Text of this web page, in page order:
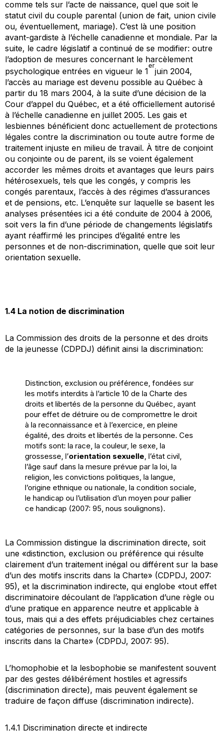
comme tels sur l’acte de naissance, quel que soit le
statut civil du couple parental (union de fait, union civile
ou, éventuellement, mariage). C’est là une position
avant-gardiste à l’échelle canadienne et mondiale. Par la
suite, le cadre législatif a continué de se modifier: outre
l’adoption de mesures concernant le harcèlement
psychologique entrées en vigueur le 1
er
juin 2004,
l’accès au mariage est devenu possible au Québec à
partir du 18 mars 2004, à la suite d’une décision de la
Cour d’appel du Québec, et a été officiellement autorisé
à l’échelle canadienne en juillet 2005. Les gais et
lesbiennes bénéficient donc actuellement de protections
légales contre la discrimination ou toute autre forme de
traitement injuste en milieu de travail. À titre de conjoint
ou conjointe ou de parent, ils se voient également
accorder les mêmes droits et avantages que leurs pairs
hétérosexuels, tels que les congés, y compris les
congés parentaux, l’accès à des régimes d’assurances
et de pensions, etc. L’enquête sur laquelle se basent les
analyses présentées ici a été conduite de 2004 à 2006,
soit vers la fin d’une période de changements législatifs
ayant réaffirmé les principes d’égalité entre les
personnes et de non-discrimination, quelle que soit leur
orientation sexuelle.
1.4 La notion de discrimination
La Commission des droits de la personne et des droits
de la jeunesse (CDPDJ) définit ainsi la discrimination:
Distinction, exclusion ou préférence, fondées sur
les motifs interdits à l’article 10 de la Charte des
droits et libertés de la personne du Québec, ayant
pour effet de détruire ou de compromettre le droit
à la reconnaissance et à l’exercice, en pleine
égalité, des droits et libertés de la personne. Ces
motifs sont: la race, la couleur, le sexe, la
grossesse, l’orientation sexuelle, l’état civil,
l’âge sauf dans la mesure prévue par la loi, la
religion, les convictions politiques, la langue,
l’origine ethnique ou nationale, la condition sociale,
le handicap ou l’utilisation d’un moyen pour pallier
ce handicap (2007: 95, nous soulignons).
La Commission distingue la discrimination directe, soit
une «distinction, exclusion ou préférence qui résulte
clairement d’un traitement inégal ou différent sur la base
d’un des motifs inscrits dans la Charte» (CDPDJ, 2007:
95), et la discrimination indirecte, qui englobe «tout effet
discriminatoire découlant de l’application d’une règle ou
d’une pratique en apparence neutre et applicable à
tous, mais qui a des effets préjudiciables chez certaines
catégories de personnes, sur la base d’un des motifs
inscrits dans la Charte» (CDPDJ, 2007: 95).
L’homophobie et la lesbophobie se manifestent souvent
par des gestes délibérément hostiles et agressifs
(discrimination directe), mais peuvent également se
traduire de façon diffuse (discrimination indirecte).
1.4.1 Discrimination directe et indirecte